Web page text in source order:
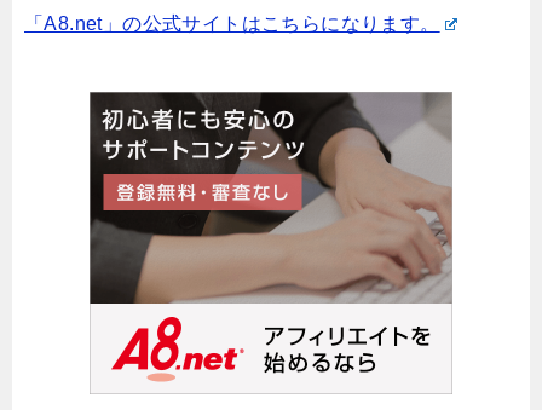
「A8.net」の公式サイトはこちらになります。